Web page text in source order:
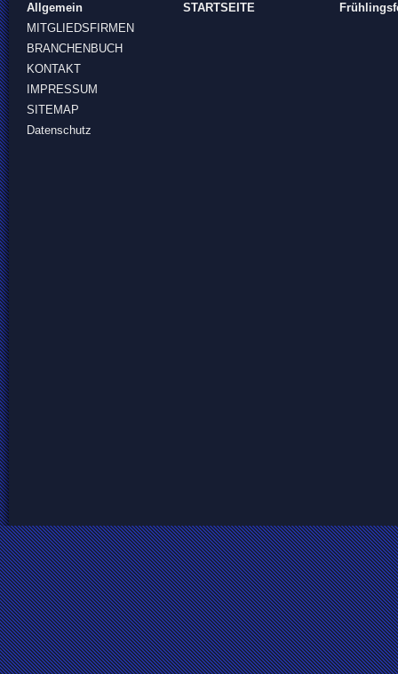
Allgemein
MITGLIEDSFIRMEN
BRANCHENBUCH
KONTAKT
IMPRESSUM
SITEMAP
Datenschutz
STARTSEITE